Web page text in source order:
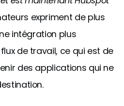
expriment de plus
intégration plus
de travail, ce qui est de
des applications qui ne